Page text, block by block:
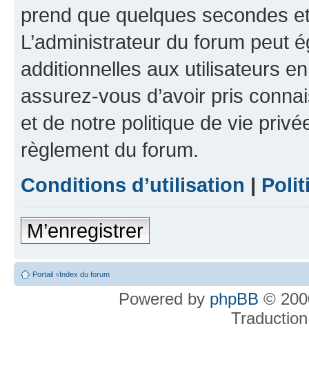
prend que quelques secondes
L’administrateur du forum peut
additionnelles aux utilisateurs
assurez-vous d’avoir pris
et de notre politique de vie
règlement du forum.
Conditions d’utilisation |
M’enregistrer
Portail »Index du forum
Powered by phpBB ©